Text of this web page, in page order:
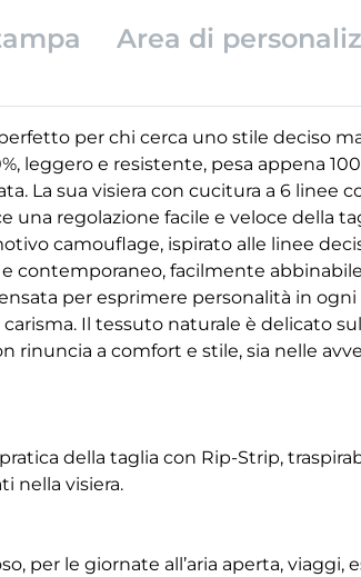
Area di
per chi cerca uno stile deciso
leggero e resistente, pesa appena
La sua visiera con cucitura a 6 linee
una regolazione facile e veloce della
camouflage, ispirato alle linee
contemporaneo, facilmente
per esprimere personalità in ogni
Il tessuto naturale è delicato
rinuncia a comfort e stile, sia nelle
della taglia con Rip-Strip,
nella visiera.
per le giornate all’aria aperta, viaggi,